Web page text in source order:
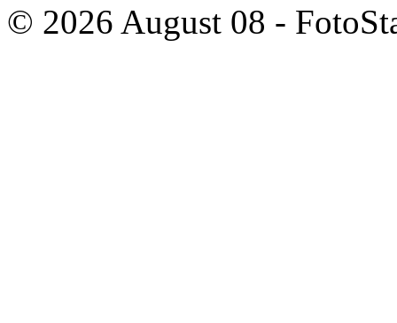
© 2026 August 08 -